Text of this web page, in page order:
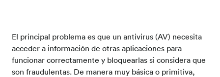
El principal problema es que un antivirus (AV) necesita
acceder a información de otras aplicaciones para
funcionar correctamente y bloquearlas si considera que
son fraudulentas. De manera muy básica o primitiva,